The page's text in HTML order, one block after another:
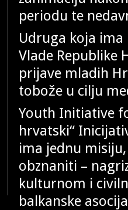
periodu te
Udruga koja
Vlade Republike
prijave mladih
tobože u cilju
Youth Initiative
hrvatski“
ima jednu
obznaniti –
kulturnom i
balkanske